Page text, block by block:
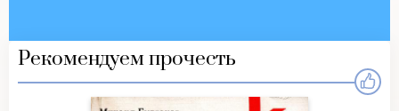
Рекомендуем прочесть